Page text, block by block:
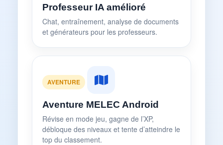
Professeur IA amélioré
Chat, entraînement, analyse de documents
et générateurs pour les professeurs.
AVENTURE
Aventure MELEC Android
Révise en mode jeu, gagne de l’XP,
débloque des niveaux et tente d’atteindre le
top du classement.